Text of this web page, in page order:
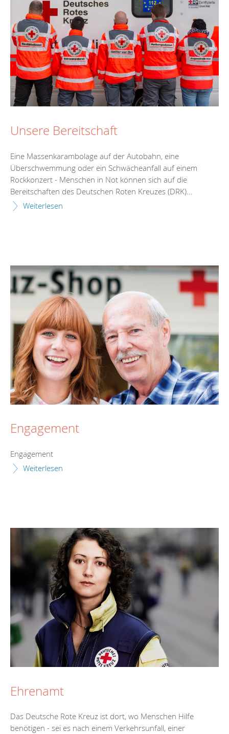
Unsere Bereitschaft
Eine Massenkarambolage auf der Autobahn, eine
Überschwemmung oder ein Schwächeanfall auf einem
Rockkonzert - Menschen in Not können sich auf die
Bereitschaften des Deutschen Roten Kreuzes (DRK)...
Weiterlesen
Engagement
Engagement
Weiterlesen
Ehrenamt
Das Deutsche Rote Kreuz ist dort, wo Menschen Hilfe
benötigen - sei es nach einem Verkehrsunfall, einer